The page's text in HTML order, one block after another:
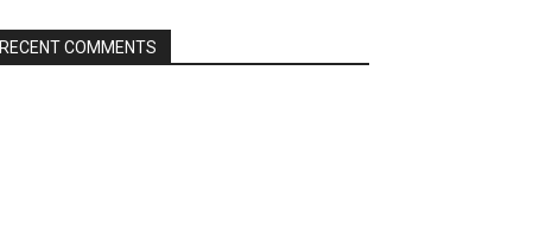
RECENT COMMENTS